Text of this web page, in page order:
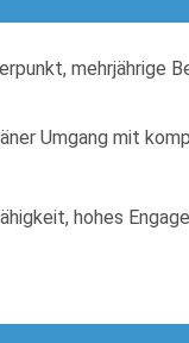
mehrjährige
Umgang mit
hohes